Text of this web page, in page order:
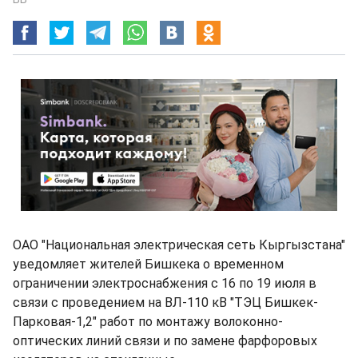
ОАО "Национальная электрическая сеть Кыргызстана"
уведомляет жителей Бишкека о временном
ограничении электроснабжения с 16 по 19 июля в
связи с проведением на ВЛ-110 кВ "ТЭЦ Бишкек-
Парковая-1,2" работ по монтажу волоконно-
оптических линий связи и по замене фарфоровых